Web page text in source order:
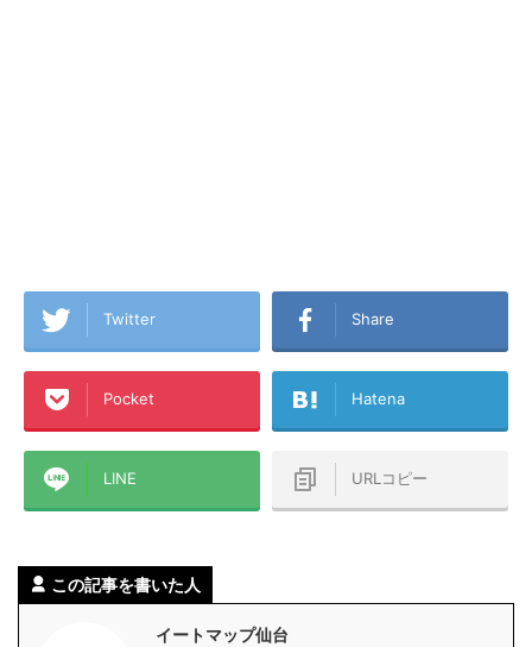
Twitter Share
Pocket Hatena
LINE URLコピー
この記事を書いた人
イートマップ仙台